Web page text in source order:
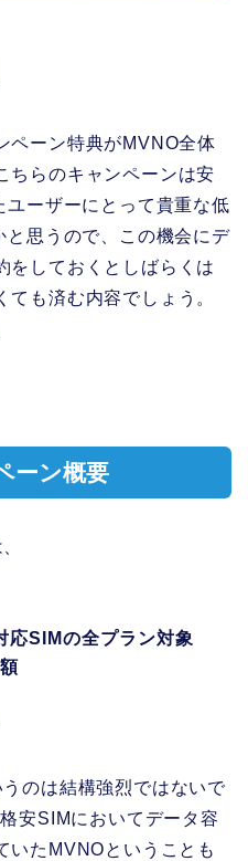
ペーン特典がMVNO全体
ちらのキャンペーンは安
ーザーにとって貴重な低
思うので、この機会にデ
をしておくとしばらくは
も済む内容でしょう。
ーン概要
応SIMの全プラン対象
のは結構強烈ではないで
安SIMにおいてデータ容
いたMVNOということも